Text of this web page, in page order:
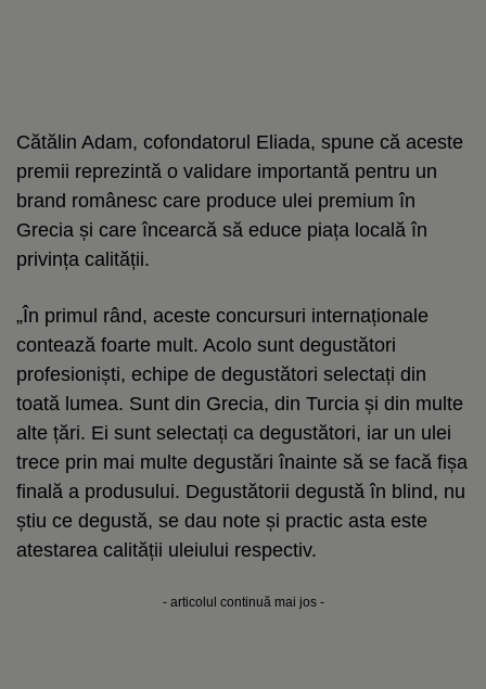
Cătălin Adam, cofondatorul Eliada, spune că aceste
premii reprezintă o validare importantă pentru un
brand românesc care produce ulei premium în
Grecia și care încearcă să educe piața locală în
privința calității.
„În primul rând, aceste concursuri internaționale
contează foarte mult. Acolo sunt degustători
profesioniști, echipe de degustători selectați din
toată lumea. Sunt din Grecia, din Turcia și din multe
alte țări. Ei sunt selectați ca degustători, iar un ulei
trece prin mai multe degustări înainte să se facă fișa
finală a produsului. Degustătorii degustă în blind, nu
știu ce degustă, se dau note și practic asta este
atestarea calității uleiului respectiv.
- articolul continuă mai jos -